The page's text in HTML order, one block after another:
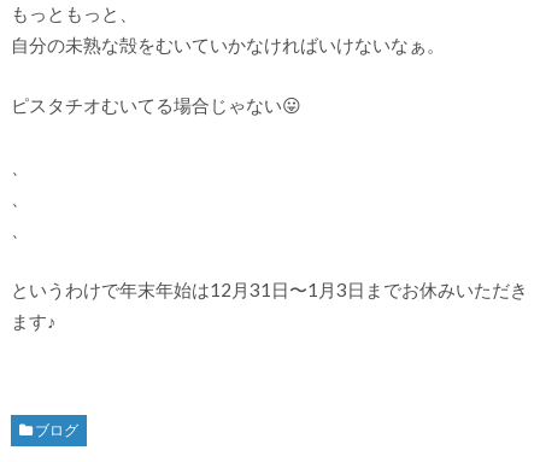
もっともっと、
自分の未熟な殻をむいていかなければいけないなぁ。
ピスタチオむいてる場合じゃない😛
というわけで年末年始は12月31日〜1月3日までお休みいただき
ます♪
ブログ